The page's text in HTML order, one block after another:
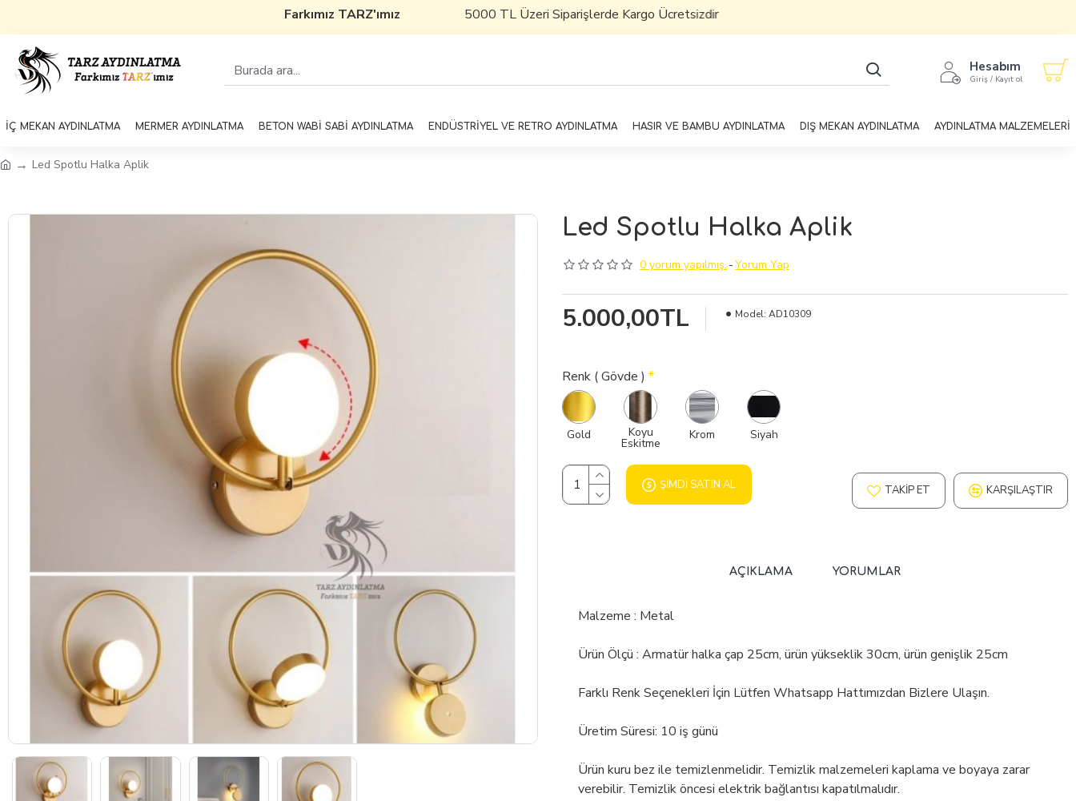
Farkımız TARZ'ımız5000 TL Üzeri Siparişlerde Kargo Ücretsizdir
Hesabım
Giriş / Kayıt ol
İÇ MEKAN AYDINLATMA MERMER AYDINLATMA BETON WABİ SABİ AYDINLATMA ENDÜSTRİYEL VE RETRO AYDINLATMA HASIR VE BAMBU AYDINLATMA DIŞ MEKAN AYDINLATMA AYDINLATMA MALZEMELERİ
Led Spotlu Halka Aplik
Led Spotlu Halka Aplik
0 yorum yapılmış. -Yorum Yap
5.000,00TL Model: AD10309
Renk ( Gövde )
Gold Koyu
Eskitme
Krom Siyah
ŞIMDI SATIN AL TAKIP ET KARŞILAŞTIR
AÇIKLAMA YORUMLAR
Malzeme : Metal
Ürün Ölçü : Armatür halka çap 25cm, ürün yükseklik 30cm, ürün genişlik 25cm
Farklı Renk Seçenekleri İçin Lütfen Whatsapp Hattımızdan Bizlere Ulaşın.
Üretim Süresi: 10 iş günü
Ürün kuru bez ile temizlenmelidir. Temizlik malzemeleri kaplama ve boyaya zarar
verebilir. Temizlik öncesi elektrik bağlantısı kapatılmalıdır.